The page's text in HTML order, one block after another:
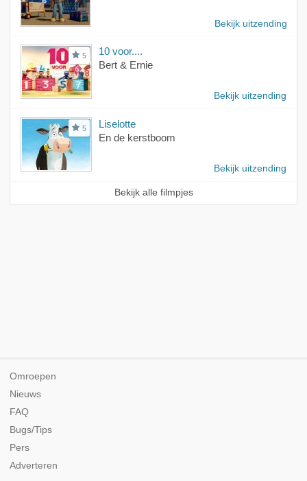
Bekijk uitzending
5
10 voor....
Bert & Ernie
Bekijk uitzending
5
Liselotte
En de kerstboom
Bekijk uitzending
Bekijk alle filmpjes
Omroepen
Nieuws
FAQ
Bugs/Tips
Pers
Adverteren